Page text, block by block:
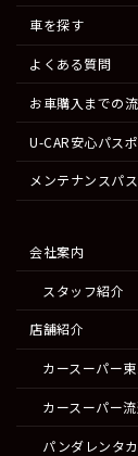
車を探す
よくある質問
お車購入までの
U-CAR安心パス
メンテナンスパ
会社案内
スタッフ紹介
店舗紹介
カースーパー
カースーパー
パンダレンタ